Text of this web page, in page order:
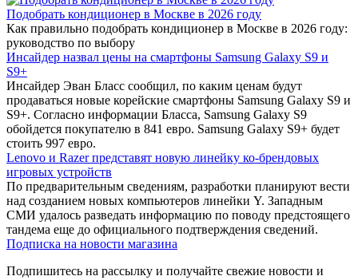
Подобрать кондиционер в Москве в 2026 году
Как правильно подобрать кондиционер в Москве в 2026 году:
руководство по выбору
Инсайдер назвал цены на смартфоны Samsung Galaxy S9 и
S9+
Инсайдер Эван Бласс сообщил, по каким ценам будут
продаваться новые корейские смартфоны Samsung Galaxy S9 и
S9+. Согласно информации Бласса, Samsung Galaxy S9
обойдется покупателю в 841 евро. Samsung Galaxy S9+ будет
стоить 997 евро.
Lenovo и Razer представят новую линейку ко-брендовых
игровых устройств
По предварительным сведениям, разработки планируют вести
над созданием новых компьютеров линейки Y. Западным
СМИ удалось разведать информацию по поводу предстоящего
тандема еще до официального подтверждения сведений.
Подписка на новости магазина
Подпишитесь на рассылку и получайте свежие новости и